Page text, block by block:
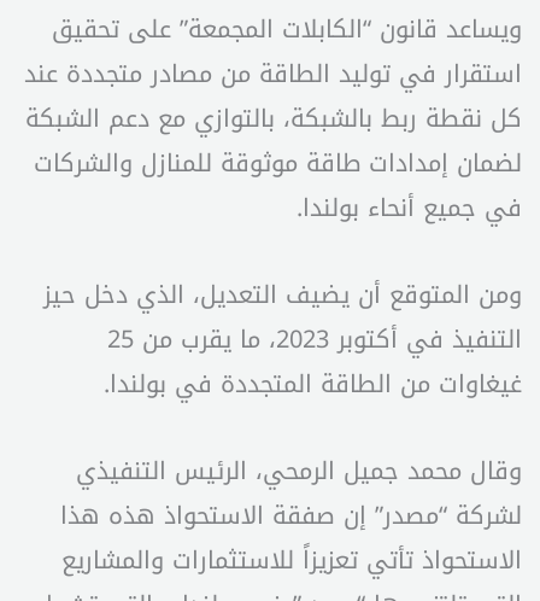
ويساعد قانون “الكابلات المجمعة” على تحقيق
استقرار في توليد الطاقة من مصادر متجددة عند
كل نقطة ربط بالشبكة، بالتوازي مع دعم الشبكة
لضمان إمدادات طاقة موثوقة للمنازل والشركات
في جميع أنحاء بولندا.
ومن المتوقع أن يضيف التعديل، الذي دخل حيز
التنفيذ في أكتوبر 2023، ما يقرب من 25
غيغاوات من الطاقة المتجددة في بولندا.
وقال محمد جميل الرمحي، الرئيس التنفيذي
لشركة “مصدر” إن صفقة الاستحواذ هذه هذا
الاستحواذ تأتي تعزيزاً للاستثمارات والمشاريع